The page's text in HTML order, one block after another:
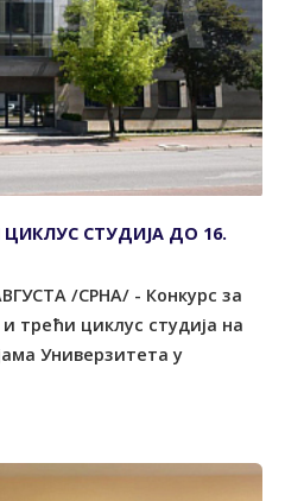
СТУДИЈА ДО 16.
/СРНА/ - Конкурс за
трећи циклус студија на
Универзитета у